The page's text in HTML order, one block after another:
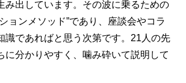
み出しています。その波に乗るための
ョンメソッド”であり、座談会やコラ
識であればと思う次第です。21人の先
に分かりやすく、噛み砕いて説明して